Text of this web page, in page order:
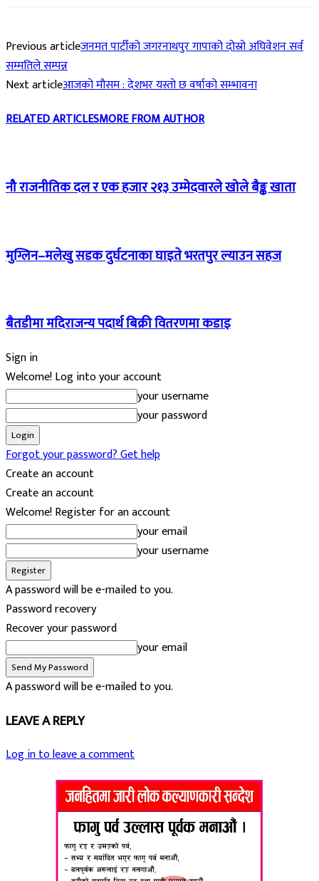
Previous articleजनमत पार्टीको जगरनाथपुर गापाको दोस्रो अघिवेशन सर्व
सम्मतिले सम्पन्न
Next articleआजको मौसम : देशभर यस्तो छ वर्षाको सम्भावना
RELATED ARTICLESMORE FROM AUTHOR
नौ राजनीतिक दल र एक हजार २१३ उम्मेदवारले खोले बैङ्क खाता
मुग्लिन–मलेखु सडक दुर्घटनाका घाइते भरतपुर ल्याउन सहज
बैतडीमा मदिराजन्य पदार्थ बिक्री वितरणमा कडाइ
Sign in
Welcome! Log into your account
your username
your password
Forgot your password? Get help
Create an account
Create an account
Welcome! Register for an account
your email
your username
A password will be e-mailed to you.
Password recovery
Recover your password
your email
A password will be e-mailed to you.
LEAVE A REPLY
Log in to leave a comment